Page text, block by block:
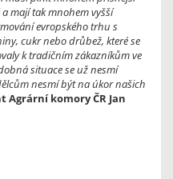
mají tak mnohem vyšší
evropského trhu s
cukr nebo drůbež, které se
k tradičním zákazníkům ve
situace se už nesmí
nesmí být na úkor našich
Agrární komory ČR Jan